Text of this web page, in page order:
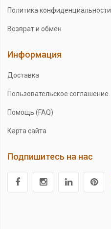
Политика конфиденциальности
Возврат и обмен
Информация
Доставка
Пользовательское соглашение
Помощь (FAQ)
Карта сайта
Подпишитесь на нас